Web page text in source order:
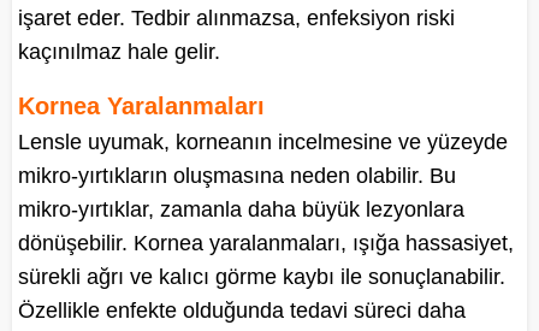
işaret eder. Tedbir alınmazsa, enfeksiyon riski
kaçınılmaz hale gelir.
Kornea Yaralanmaları
Lensle uyumak, korneanın incelmesine ve yüzeyde
mikro-yırtıkların oluşmasına neden olabilir. Bu
mikro-yırtıklar, zamanla daha büyük lezyonlara
dönüşebilir. Kornea yaralanmaları, ışığa hassasiyet,
sürekli ağrı ve kalıcı görme kaybı ile sonuçlanabilir.
Özellikle enfekte olduğunda tedavi süreci daha